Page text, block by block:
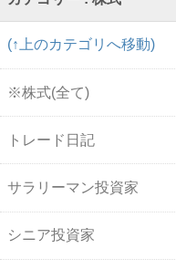
(↑上のカテゴリへ移動)
※株式(全て)
トレード日記
サラリーマン投資家
シニア投資家